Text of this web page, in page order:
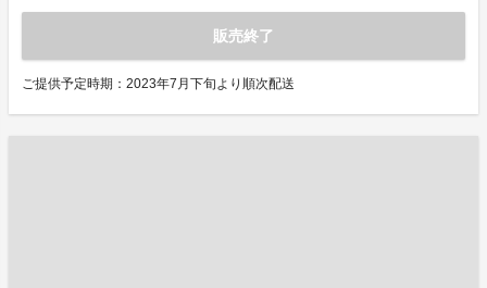
販売終了
ご提供予定時期：2023年7月下旬より順次配送